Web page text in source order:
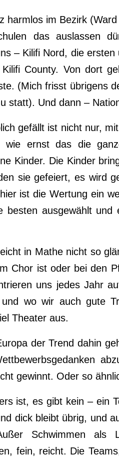
harmlos im Bezirk
das auslassen
– Kilifi Nord, die
County. Von dort
(Mich frisst übrigens
statt). Und dann –
gefällt ist nicht nur,
wie ernst das die
Kinder. Die Kinder
sie gefeiert, es wird
ist die Wertung ein
besten ausgewählt
in Mathe nicht so
Chor ist oder bei den
uns jedes Jahr
wo wir auch gute
Theater aus.
der Trend dahin
gewinnt. Oder so
ist, es gibt kein – ein
dick bleibt übrig, und
Schwimmen
fein, reicht. Die